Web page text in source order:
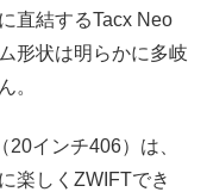
直結するTacx Neo
形状は明らかに多岐
。
インチ406）は、
楽しくZWIFTでき